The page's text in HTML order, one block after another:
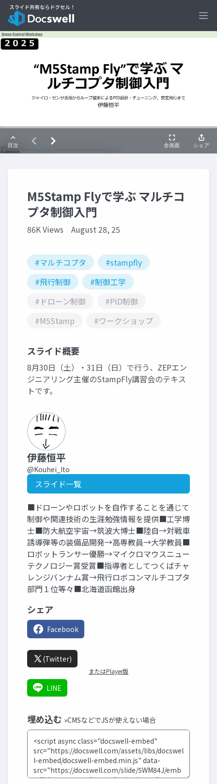
M5Stamp Flyで学ぶ マルチコ
プタ制御入門
86K Views August 28, 25
#マルチコプタ
#stampfly
#飛行制御
#制御工学
#ドローン制御
#PID制御
#M5Stamp
#ワークショップ
スライド概要
8月30日（土）・31日（日）で行う、ZEPエン
ジニアリング主催のStampFly講習会のテキス
トです。
伊藤恒平
@Kouhei_Ito
スライド一覧
■ドローンやロボットを自作することを通じて
制御や関連技術の生涯勉強情報を提供■工学博
士■防大航空宇宙→筑波大博士■陸自→対戦車
誘導弾等の装備品開発→高専教員→大学教員■
ロボットランサー優勝→マイクロマウスニュー
テクノロジー賞受賞■指導者としてつくばチャ
レンジバンナム賞→飛行ロボコンマルチコプタ
部門１位等々■北海道函館出身
シェア
Facebook
(Twitter)
またはPlayer版
LINE
埋め込む »CMSなどでJSが使えない場合